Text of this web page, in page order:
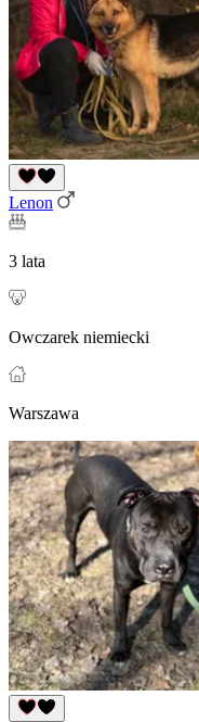
Lenon
3 lata
Owczarek niemiecki
Warszawa